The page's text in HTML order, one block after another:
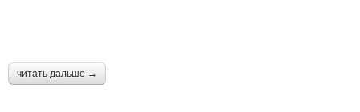
читать дальше →